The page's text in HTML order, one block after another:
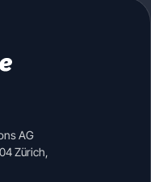
AG
Zürich,